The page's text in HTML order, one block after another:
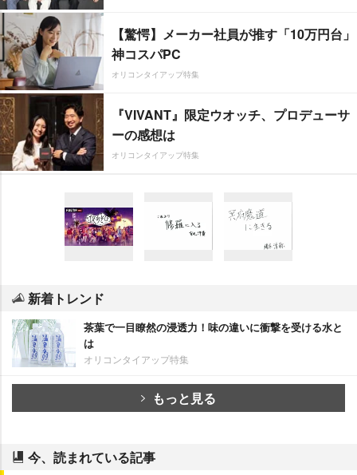
【驚愕】メーカー社員が推す「10万円台」
神コスパPC
オリコンタイアップ特集
『VIVANT』限定ウオッチ、プロデューサ
ーの感想は
オリコンタイアップ特集
新着トレンド
茶葉で一目瞭然の浸透力！味の違いに衝撃を受ける水と
は
オリコンタイアップ特集
もっと見る
今、読まれている記事